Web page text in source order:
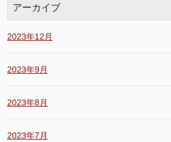
アーカイブ
2023年12月
2023年9月
2023年8月
2023年7月